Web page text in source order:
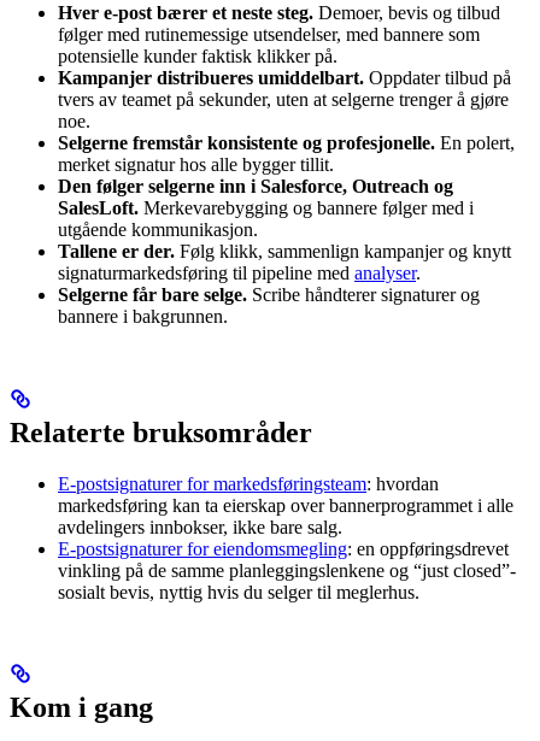
Hver e-post bærer et neste steg. Demoer, bevis og tilbud
følger med rutinemessige utsendelser, med bannere som
potensielle kunder faktisk klikker på.
Kampanjer distribueres umiddelbart. Oppdater tilbud på
tvers av teamet på sekunder, uten at selgerne trenger å gjøre
noe.
Selgerne fremstår konsistente og profesjonelle. En polert,
merket signatur hos alle bygger tillit.
Den følger selgerne inn i Salesforce, Outreach og
SalesLoft. Merkevarebygging og bannere følger med i
utgående kommunikasjon.
Tallene er der. Følg klikk, sammenlign kampanjer og knytt
signaturmarkedsføring til pipeline med analyser.
Selgerne får bare selge. Scribe håndterer signaturer og
bannere i bakgrunnen.
Relaterte bruksområder
E-postsignaturer for markedsføringsteam: hvordan
markedsføring kan ta eierskap over bannerprogrammet i alle
avdelingers innbokser, ikke bare salg.
E-postsignaturer for eiendomsmegling: en oppføringsdrevet
vinkling på de samme planleggingslenkene og “just closed”-
sosialt bevis, nyttig hvis du selger til meglerhus.
Kom i gang